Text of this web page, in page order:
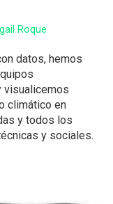
Roque
datos, hemos
visualicemos
climático en
y todos los
y sociales.